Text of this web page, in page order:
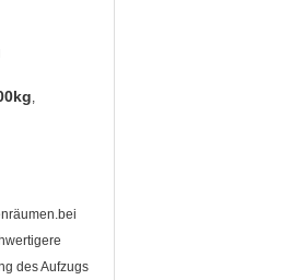
,
des Aufzugs